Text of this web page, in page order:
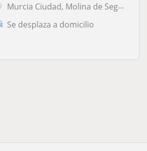
Murcia Ciudad, Molina de Segura, Murcia (Ciudad), Santomera
Se desplaza a domicilio